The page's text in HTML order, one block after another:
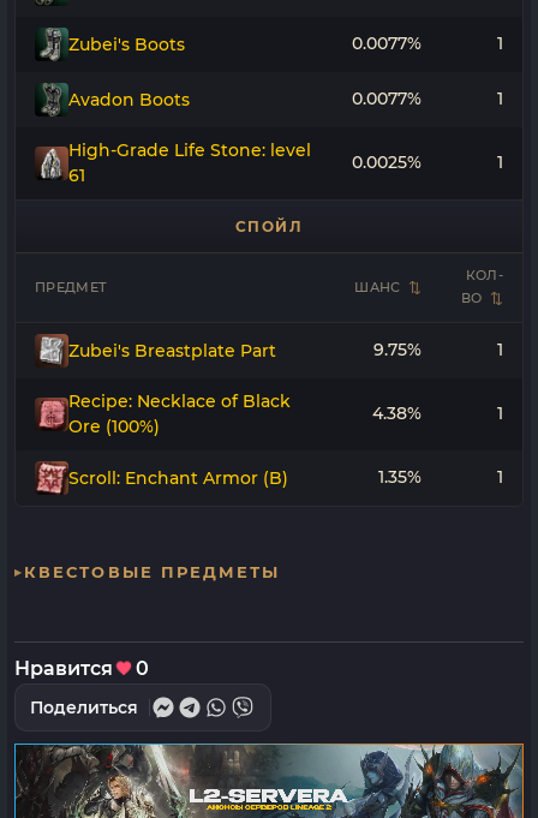
Zubei's Boots 0.0077% 1
Avadon Boots 0.0077% 1
High-Grade Life Stone: level
61
0.0025% 1
СПОЙЛ
ПРЕДМЕТ ШАНС
КОЛ-
ВО
Zubei's Breastplate Part 9.75% 1
Recipe: Necklace of Black
Ore (100%)
4.38% 1
Scroll: Enchant Armor (B) 1.35% 1
КВЕСТОВЫЕ ПРЕДМЕТЫ
Нравится 0
Поделиться